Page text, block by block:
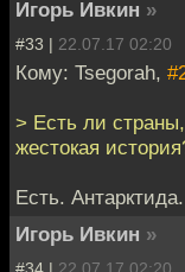
Игорь Ивкин »
#33 | 22.07.17 02:20
Кому: Tsegorah,
> Есть ли
жестокая
Есть. Антарктида.
Игорь Ивкин »
#34 | 22.07.17 02:20